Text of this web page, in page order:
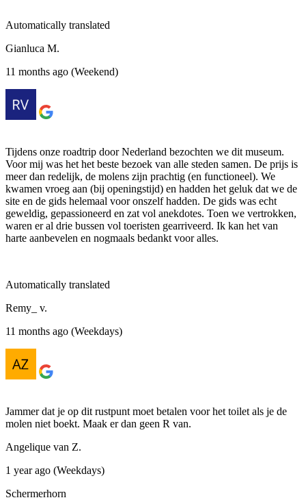
Automatically translated
Gianluca M.
11 months ago (Weekend)
Tijdens onze roadtrip door Nederland bezochten we dit museum.
Voor mij was het het beste bezoek van alle steden samen. De prijs is
meer dan redelijk, de molens zijn prachtig (en functioneel). We
kwamen vroeg aan (bij openingstijd) en hadden het geluk dat we de
site en de gids helemaal voor onszelf hadden. De gids was echt
geweldig, gepassioneerd en zat vol anekdotes. Toen we vertrokken,
waren er al drie bussen vol toeristen gearriveerd. Ik kan het van
harte aanbevelen en nogmaals bedankt voor alles.
Automatically translated
Remy_ v.
11 months ago (Weekdays)
Jammer dat je op dit rustpunt moet betalen voor het toilet als je de
molen niet boekt. Maak er dan geen R van.
Angelique van Z.
1 year ago (Weekdays)
Schermerhorn